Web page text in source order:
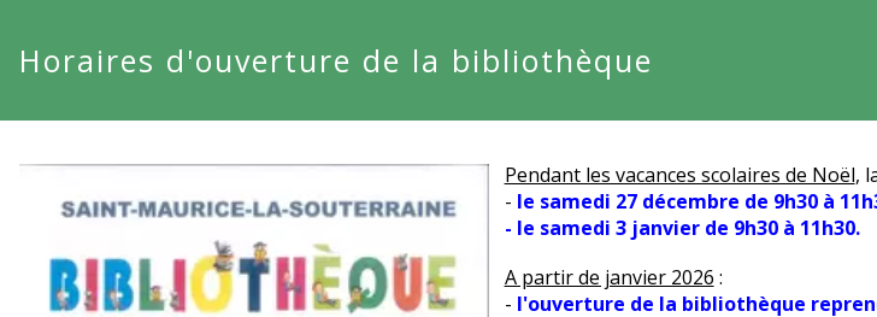
Horaires d'ouverture de la bibliothèque
Pendant les vacances scolaires de Noël,
- le samedi 27 décembre de 9h30 à
- le samedi 3 janvier de 9h30 à 11h30.
A partir de janvier 2026 :
- l'ouverture de la bibliothèque